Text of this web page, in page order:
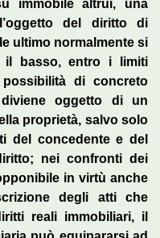
immobile altrui, una
del diritto di
ultimo normalmente si
il basso, entro i limiti
di concreto
oggetto di un
proprietà, salvo solo
del concedente e del
nei confronti dei
in virtù anche
degli atti che
reali immobiliari, il